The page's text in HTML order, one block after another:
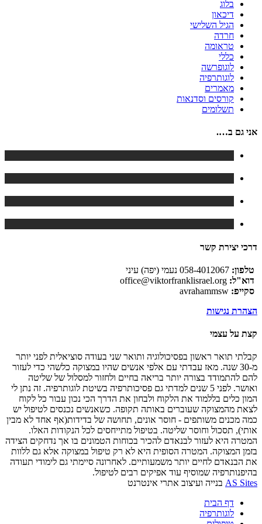
בלוג
דיכאון
הגיל השלישי
חרדה
טראומה
כללי
לוגופרשה
לוגותרפיה
מאמרים
קורסים וסדנאות
תשלומים
אני גם ב….
דרכי יצירת קשר
טלפון:
דוא"ל:
סקייפ:
הצהרת נגישות
קצת על עצמי
קבלתי תואר ראשון בפסיכולוגיה ותואר שני בעודה סוציאלית לפני יותר
מ-30 שנה. מאז עבדתי עם אלפי אנשים שהיו במצוקה כלשהי כדי לעזור
להם להתמודד בצורה יותר בריאה בחיים ולחזור למסלול של שליטה
ואושר. לפני 5 שנים למדתי גם פסיכותרפיה בשיטת לוגותרפיה. זה נתן לי
המון כלים בללמוד את הלקוח ולבחון את הדרך הכי נכון עבור כל לקוח
לצאת מהמצוקה שעוברים באותה תקופה. כשאנשים נכנסים לטיפול יש
כמה מכנים משותפים - חוסר אונים, תחושה של בדידות(אף אחד לא מבין
אותי), תסכול וחוסר שליטה. בטיפול מתייחסים לכל הנקודות האלו.
המטרה היא לעזור לבנאדם להכיר בכוחות הטמונים בו אך נדחקים הצידה
בזמן המצוקה. המטרה הסופית היא לא רק טיפול במצוקה אלא גם ללוות
את הבנאדם לחיים יותר משמעותיים. לאחרונה סיימתי גם לימודי תעודה
בהיפנותרפיה שמוסיף עוד אפיקים רבים לטיפול.
AS Sites בנייה ועיצוב אתרי אינטרנט
דף הבית
לוגותרפיה